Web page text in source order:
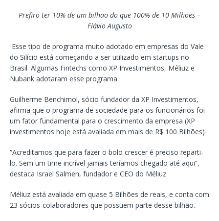
Prefiro ter 10% de um bilhão do que 100% de 10 Milhões –
Flávio Augusto
Esse tipo de programa muito adotado em empresas do Vale
do Silício está começando a ser utilizado em startups no
Brasil. Algumas Fintechs como XP Investimentos, Méliuz e
Nubank adotaram esse programa
Guilherme Benchimol, sócio fundador da XP Investimentos,
afirma que o programa de sociedade para os funcionários foi
um fator fundamental para o crescimento da empresa (XP
investimentos hoje está avaliada em mais de R$ 100 Bilhões)
“Acreditamos que para fazer o bolo crescer é preciso reparti-
lo. Sem um time incrível jamais teríamos chegado até aqui”,
destaca Israel Salmen, fundador e CEO do Méliuz
Méliuz está avaliada em quase 5 Bilhões de reais, e conta com
23 sócios-colaboradores que possuem parte desse bilhão.